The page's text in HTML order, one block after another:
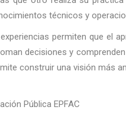
técnicos y
permiten que el
decisiones y
construir una visión más
Pública EPFAC